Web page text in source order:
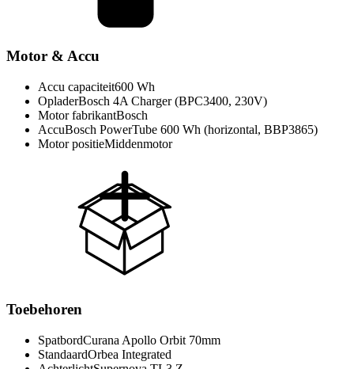
Motor & Accu
Accu capaciteit600 Wh
OpladerBosch 4A Charger (BPC3400, 230V)
Motor fabrikantBosch
AccuBosch PowerTube 600 Wh (horizontal, BBP3865)
Motor positieMiddenmotor
Toebehoren
SpatbordCurana Apollo Orbit 70mm
StandaardOrbea Integrated